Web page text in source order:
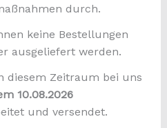
durch.
keine Bestellungen
ausgeliefert werden.
diesem Zeitraum bei uns
10.08.2026
und versendet.